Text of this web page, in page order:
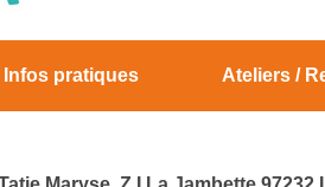
Infos pratiques Ateliers /